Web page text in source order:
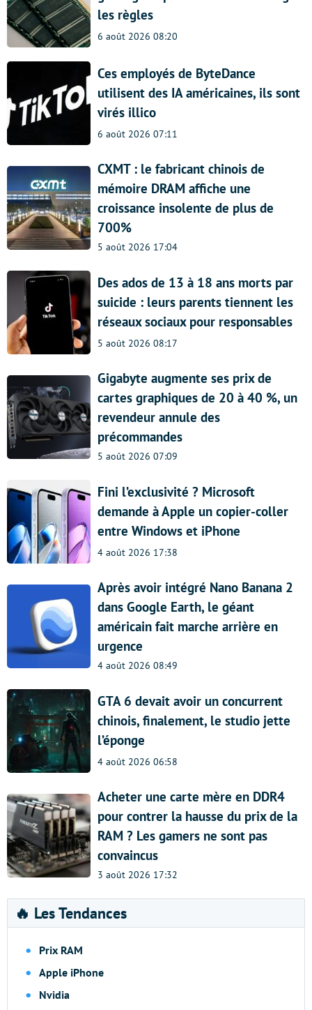
les règles
6 août 2026 08:20
Ces employés de ByteDance
utilisent des IA américaines, ils sont
virés illico
6 août 2026 07:11
CXMT : le fabricant chinois de
mémoire DRAM affiche une
croissance insolente de plus de
700%
5 août 2026 17:04
Des ados de 13 à 18 ans morts par
suicide : leurs parents tiennent les
réseaux sociaux pour responsables
5 août 2026 08:17
Gigabyte augmente ses prix de
cartes graphiques de 20 à 40 %, un
revendeur annule des
précommandes
5 août 2026 07:09
Fini l’exclusivité ? Microsoft
demande à Apple un copier-coller
entre Windows et iPhone
4 août 2026 17:38
Après avoir intégré Nano Banana 2
dans Google Earth, le géant
américain fait marche arrière en
urgence
4 août 2026 08:49
GTA 6 devait avoir un concurrent
chinois, finalement, le studio jette
l’éponge
4 août 2026 06:58
Acheter une carte mère en DDR4
pour contrer la hausse du prix de la
RAM ? Les gamers ne sont pas
convaincus
3 août 2026 17:32
🔥 Les Tendances
Prix RAM
Apple iPhone
Nvidia